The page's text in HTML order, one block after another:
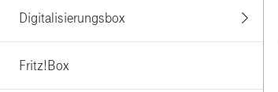
Digitalisierungsbox
Fritz!Box